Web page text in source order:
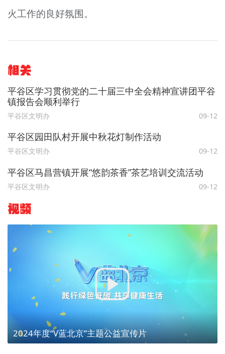
火工作的良好氛围。
相关
平谷区学习贯彻党的二十届三中全会精神宣讲团平谷
镇报告会顺利举行
平谷区文明办 09-12
平谷区园田队村开展中秋花灯制作活动
平谷区文明办 09-12
平谷区马昌营镇开展“悠韵茶香”茶艺培训交流活动
平谷区文明办 09-12
视频
2024年度“V蓝北京”主题公益宣传片